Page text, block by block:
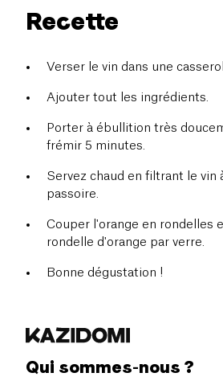
Recette
Verser le vin dans une
Ajouter tout les ingrédients.
Porter à ébullition très
frémir 5 minutes.
Servez chaud en filtrant le vin
passoire.
Couper l'orange en rondelles
rondelle d'orange par verre.
Bonne dégustation !
Qui sommes-nous ?